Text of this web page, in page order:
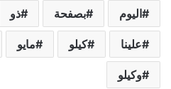
اليوم بصفحة ذو
علينا كيلو مايو
وكيلو